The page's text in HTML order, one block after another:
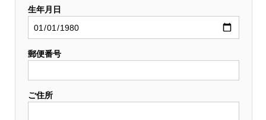
生年月日
郵便番号
ご住所